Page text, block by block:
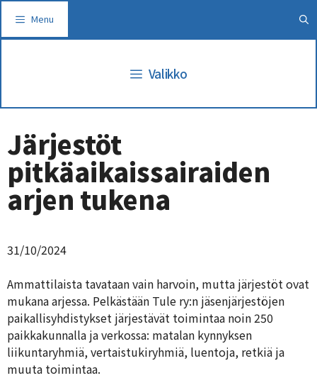
sisältöön
Menu
Valikko
Järjestöt
pitkäaikaissairaiden
arjen tukena
31/10/2024
Ammattilaista tavataan vain harvoin, mutta järjestöt ovat
mukana arjessa. Pelkästään Tule ry:n jäsenjärjestöjen
paikallisyhdistykset järjestävät toimintaa noin 250
paikkakunnalla ja verkossa: matalan kynnyksen
liikuntaryhmiä, vertaistukiryhmiä, luentoja, retkiä ja
muuta toimintaa.